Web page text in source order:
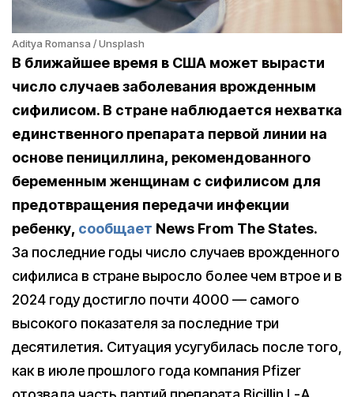
Aditya Romansa / Unsplash
В ближайшее время в США может вырасти
число случаев заболевания врожденным
сифилисом. В стране наблюдается нехватка
единственного препарата первой линии на
основе пенициллина, рекомендованного
беременным женщинам с сифилисом для
предотвращения передачи инфекции
ребенку, сообщает News From The States.
За последние годы число случаев врожденного
сифилиса в стране выросло более чем втрое и в
2024 году достигло почти 4000 — самого
высокого показателя за последние три
десятилетия. Ситуация усугубилась после того,
как в июле прошлого года компания Pfizer